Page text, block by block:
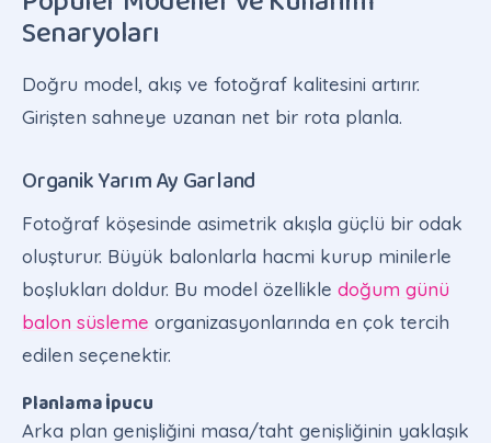
Senaryoları
Doğru model, akış ve fotoğraf kalitesini artırır.
Girişten sahneye uzanan net bir rota planla.
Organik Yarım Ay Garland
Fotoğraf köşesinde asimetrik akışla güçlü bir odak
oluşturur. Büyük balonlarla hacmi kurup minilerle
boşlukları doldur. Bu model özellikle doğum günü
balon süsleme organizasyonlarında en çok tercih
edilen seçenektir.
Planlama İpucu
Arka plan genişliğini masa/taht genişliğinin yaklaşık